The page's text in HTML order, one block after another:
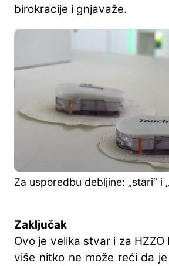
birokracije i gnjavaže.
Za usporedbu debljine: „stari“ i
Zaključak
Ovo je velika stvar i za
više nitko ne može reći da